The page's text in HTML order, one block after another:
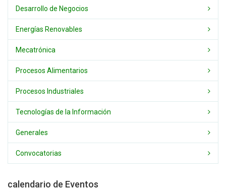
Desarrollo de Negocios
Energías Renovables
Mecatrónica
Procesos Alimentarios
Procesos Industriales
Tecnologías de la Información
Generales
Convocatorias
calendario de Eventos